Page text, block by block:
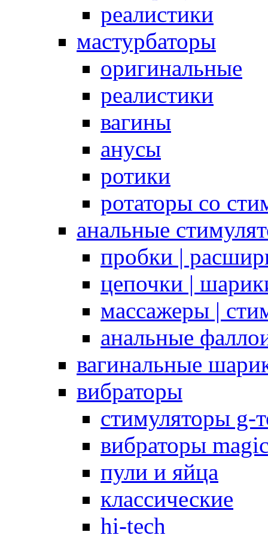
реалистики
мастурбаторы
оригинальные
реалистики
вагины
анусы
ротики
ротаторы со
анальные
пробки |
цепочки |
массажеры |
анальные
вагинальные
вибраторы
стимуляторы g-
вибраторы
пули и яйца
классические
hi-tech